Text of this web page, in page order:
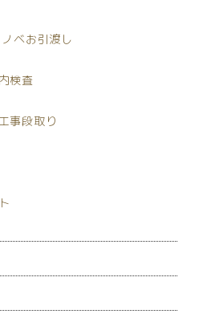
ベお引渡し
検査
事段取り